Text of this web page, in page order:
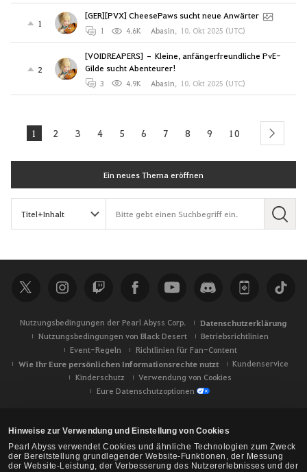
Hinweise zur Verwendung und Einstellung von Cookies
Pearl Abyss verwendet Cookies und ähnliche Technologien zum Zweck
der Bereitstellung grundlegender Website-Funktionen, der Messung
der Website-Leistung, der Verbesserung des Nutzererlebnisses und der
1
[GER][PVX] CheesePaws sucht neue Anwärter
1 4.6K Abasin, 10. Okt 2025 (UTC)
2
[VOIDREAPERS] – Kleine, anfängerfreundliche PvE-
Gilde sucht Abenteurer!
3 4.9K Abasin, 10. Okt 2025 (UTC)
1 2 3 4 5 6 7 8 9 10 next
Ein neues Thema eröffnen
S
e
Nutzungsbedingungen der Pearl Abyss Corp. Datenschutzerklärung
Nutzungsbedingungen von Black Desert
Betriebsrichtlinien
Event-Regeln
Richtlinien für Fan-Content
Wie Ihr Eure persönlichen Informationsrechte nutzt
Kundenservice
Kinderschutz
Verwendung von Cookies
Eure Datenschutzoptionen